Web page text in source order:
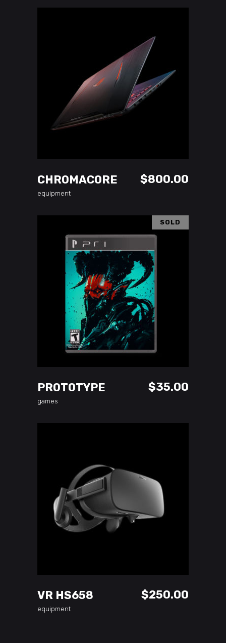
CHROMACORE $800.00
equipment
SOLD
READ MORE
PROTOTYPE $35.00
games
VR HS658 $250.00
equipment